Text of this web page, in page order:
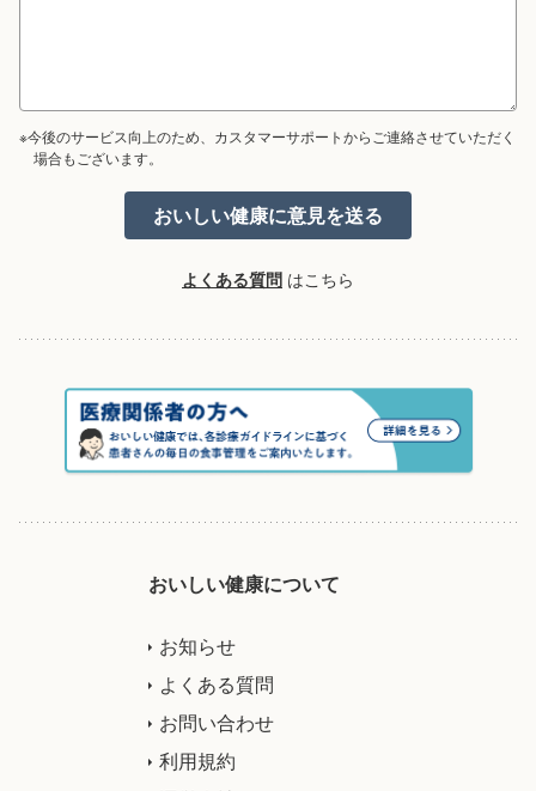
※今後のサービス向上のため、カスタマーサポートからご連絡させていただく
場合もございます。
よくある質問 はこちら
おいしい健康について
お知らせ
よくある質問
お問い合わせ
利用規約